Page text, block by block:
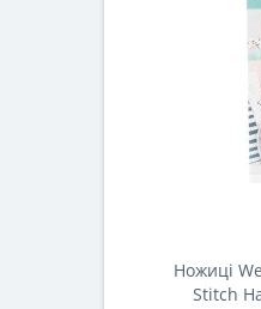
Ножиці
Stitch